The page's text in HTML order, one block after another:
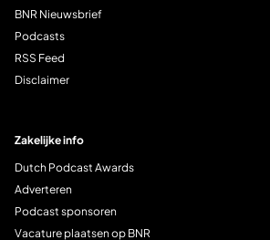
BNR Nieuwsbrief
Podcasts
RSS Feed
Disclaimer
Zakelijke info
Dutch Podcast Awards
Adverteren
Podcast sponsoren
Vacature plaatsen op BNR